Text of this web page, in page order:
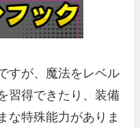
すが、魔法をレベル
習得できたり、装備
な特殊能力がありま